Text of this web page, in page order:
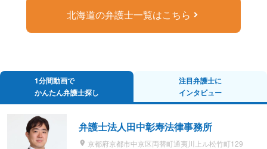
北海道の弁護士一覧はこちら
1分間動画で
かんたん弁護士探し
注目弁護士に
インタビュー
弁護士法人田中彰寿法律事務所
京都府京都市中京区両替町通夷川上ル松竹町129